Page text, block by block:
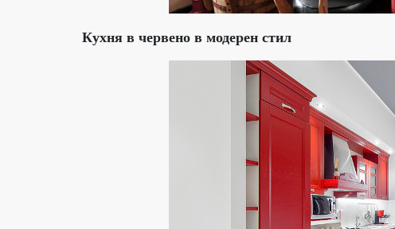
Кухня в червено в модерен стил